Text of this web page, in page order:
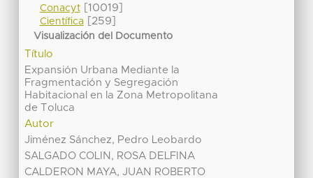
Conacyt[10019]
Científica[259]
Visualización del Documento
Título
Expansión Urbana Mediante la
Fragmentación y Segregación
Habitacional en la Zona Metropolitana
de Toluca
Autor
Jiménez Sánchez, Pedro Leobardo
SALGADO COLIN, ROSA DELFINA
CALDERON MAYA, JUAN ROBERTO